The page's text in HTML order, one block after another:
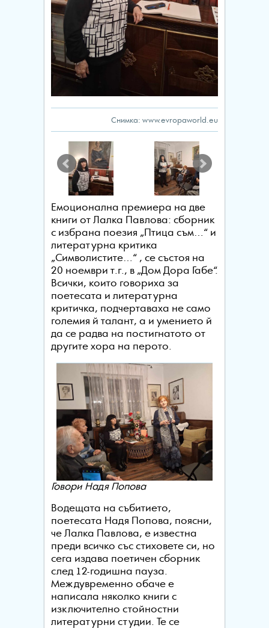
Снимка: www.evropaworld.eu
Емоционална премиера на две
книги от Лалка Павлова: сборник
с избрана поезия „Птица съм…“ и
литературна критика
„Символистите…“ , се състоя на
20 ноември т.г., в „Дом Дора Габе“.
Всички, които говориха за
поетесата и литeратурна
критичка, подчертаваха не само
големия й талант, а и умението й
да се радва на постигнатото от
другите хора на перото.
Говори Надя Попова
Водещата на събитието,
поетесата Надя Попова, поясни,
че Лалка Павлова, е известна
преди всичко със стиховете си, но
сега издава поетичен сборник
след 12-годишна пауза.
Междувременно обаче е
написала няколко книги с
изключително стойностни
литературни студии. Те се